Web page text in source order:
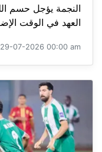
النجمة يؤجل حسم
العهد في الوقت الإضافي 2-1، في
29-07-2026 00:00 am